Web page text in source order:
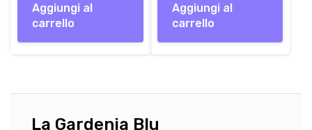
Aggiungi al
carrello
Aggiungi al
carrello
La Gardenia Blu